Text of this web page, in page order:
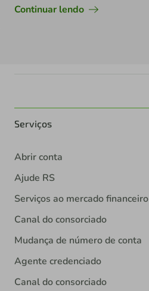
Continuar lendo
Serviços
Abrir conta
Ajude RS
Serviços ao mercado financeiro
Canal do consorciado
Mudança de número de conta
Agente credenciado
Canal do consorciado